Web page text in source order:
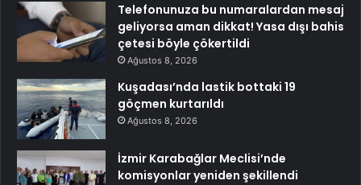
Telefonunuza bu numaralardan mesaj
geliyorsa aman dikkat! Yasa dışı bahis
çetesi böyle çökertildi
Ağustos 8, 2026
Kuşadası’nda lastik bottaki 19
göçmen kurtarıldı
Ağustos 8, 2026
İzmir Karabağlar Meclisi’nde
komisyonlar yeniden şekillendi